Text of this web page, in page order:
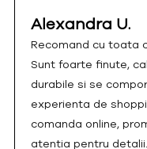
Alexandra U.
Recomand cu toata
Sunt foarte finute,
durabile si se
experienta de
comanda online,
atentia pentru